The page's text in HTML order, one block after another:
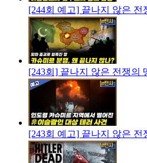
[244회 예고] 끝나지 않은
[243회] 끝나지 않은 전쟁의
[243회 예고] 끝나지 않은